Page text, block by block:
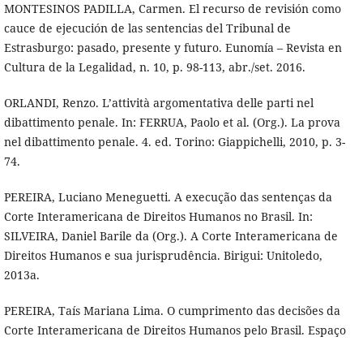
MONTESINOS PADILLA, Carmen. El recurso de revisión como
cauce de ejecución de las sentencias del Tribunal de
Estrasburgo: pasado, presente y futuro. Eunomía – Revista en
Cultura de la Legalidad, n. 10, p. 98-113, abr./set. 2016.
ORLANDI, Renzo. L’attività argomentativa delle parti nel
dibattimento penale. In: FERRUA, Paolo et al. (Org.). La prova
nel dibattimento penale. 4. ed. Torino: Giappichelli, 2010, p. 3-
74.
PEREIRA, Luciano Meneguetti. A execução das sentenças da
Corte Interamericana de Direitos Humanos no Brasil. In:
SILVEIRA, Daniel Barile da (Org.). A Corte Interamericana de
Direitos Humanos e sua jurisprudência. Birigui: Unitoledo,
2013a.
PEREIRA, Taís Mariana Lima. O cumprimento das decisões da
Corte Interamericana de Direitos Humanos pelo Brasil. Espaço